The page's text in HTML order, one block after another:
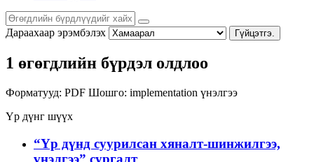
Дараахаар эрэмбэлэх Гүйцэтгэ.
1 өгөгдлийн бүрдэл олдлоо
Форматууд: PDF Шошго: implementation үнэлгээ
Үр дүнг шүүх
“Үр дүнд суурилсан хяналт-шинжилгээ,
үнэлгээ” сургалт